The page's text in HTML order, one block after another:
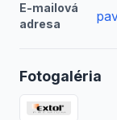
E-mailová
adresa
Fotogaléria